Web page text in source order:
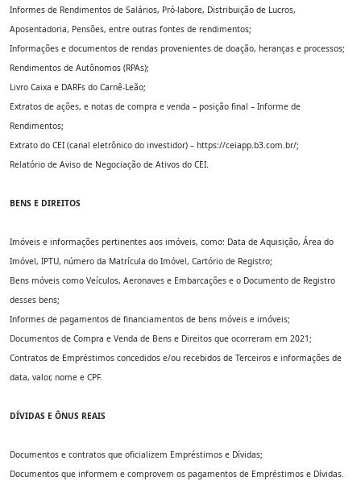
Informes de Rendimentos de Salários, Pró-labore, Distribuição de Lucros,
Aposentadoria, Pensões, entre outras fontes de rendimentos;
Informações e documentos de rendas provenientes de doação, heranças e processos;
Rendimentos de Autônomos (RPAs);
Livro Caixa e DARFs do Carnê-Leão;
Extratos de ações, e notas de compra e venda – posição final – Informe de
Rendimentos;
Extrato do CEI (canal eletrônico do investidor) – https://ceiapp.b3.com.br/;
Relatório de Aviso de Negociação de Ativos do CEI.
BENS E DIREITOS
Imóveis e informações pertinentes aos imóveis, como: Data de Aquisição, Área do
Imóvel, IPTU, número da Matrícula do Imóvel, Cartório de Registro;
Bens móveis como Veículos, Aeronaves e Embarcações e o Documento de Registro
desses bens;
Informes de pagamentos de financiamentos de bens móveis e imóveis;
Documentos de Compra e Venda de Bens e Direitos que ocorreram em 2021;
Contratos de Empréstimos concedidos e/ou recebidos de Terceiros e informações de
data, valor, nome e CPF.
DÍVIDAS E ÔNUS REAIS
Documentos e contratos que oficializem Empréstimos e Dívidas;
Documentos que informem e comprovem os pagamentos de Empréstimos e Dívidas.